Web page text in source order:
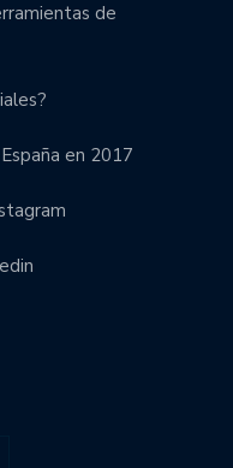
de
en 2017